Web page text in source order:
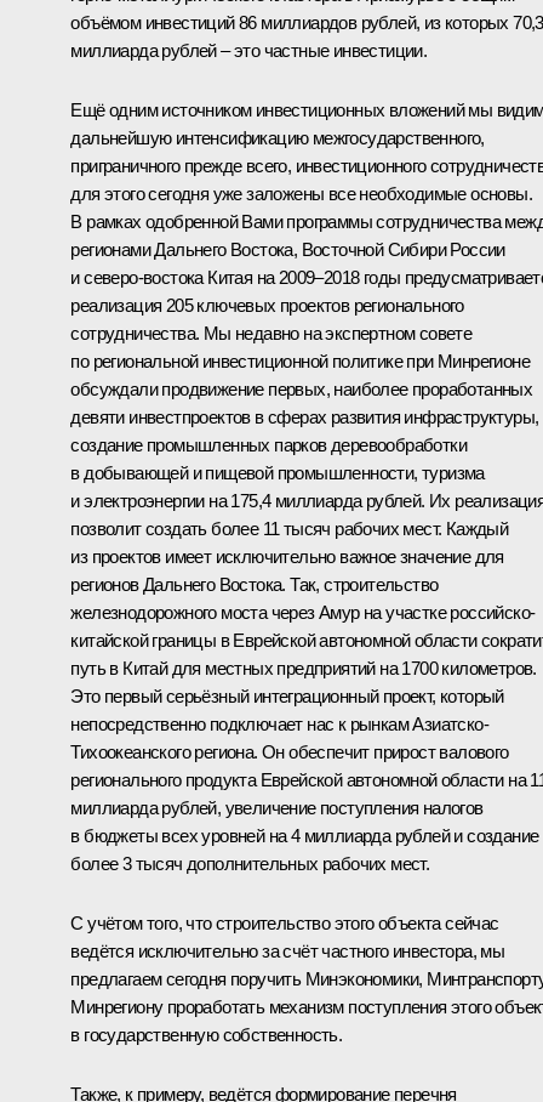
объёмом инвестиций 86 миллиардов рублей, из которых 70,3
миллиарда рублей – это частные инвестиции.
Ещё одним источником инвестиционных вложений мы
дальнейшую интенсификацию межгосударственного,
приграничного прежде всего, инвестиционного
для этого сегодня уже заложены все необходимые основы.
В рамках одобренной Вами программы сотрудничества
регионами Дальнего Востока, Восточной Сибири России
и северо-востока Китая на 2009–2018 годы
реализация 205 ключевых проектов регионального
сотрудничества. Мы недавно на экспертном совете
по региональной инвестиционной политике при Минрегионе
обсуждали продвижение первых, наиболее проработанных
девяти инвестпроектов в сферах развития инфраструктуры,
создание промышленных парков деревообработки
в добывающей и пищевой промышленности, туризма
и электроэнергии на 175,4 миллиарда рублей. Их
позволит создать более 11 тысяч рабочих мест. Каждый
из проектов имеет исключительно важное значение для
регионов Дальнего Востока. Так, строительство
железнодорожного моста через Амур на участке российско-
китайской границы в Еврейской автономной области
путь в Китай для местных предприятий на 1700 километров.
Это первый серьёзный интеграционный проект, который
непосредственно подключает нас к рынкам Азиатско-
Тихоокеанского региона. Он обеспечит прирост валового
регионального продукта Еврейской автономной области на
миллиарда рублей, увеличение поступления налогов
в бюджеты всех уровней на 4 миллиарда рублей и создание
более 3 тысяч дополнительных рабочих мест.
С учётом того, что строительство этого объекта сейчас
ведётся исключительно за счёт частного инвестора, мы
предлагаем сегодня поручить Минэкономики,
Минрегиону проработать механизм поступления этого
в государственную собственность.
Также, к примеру, ведётся формирование перечня